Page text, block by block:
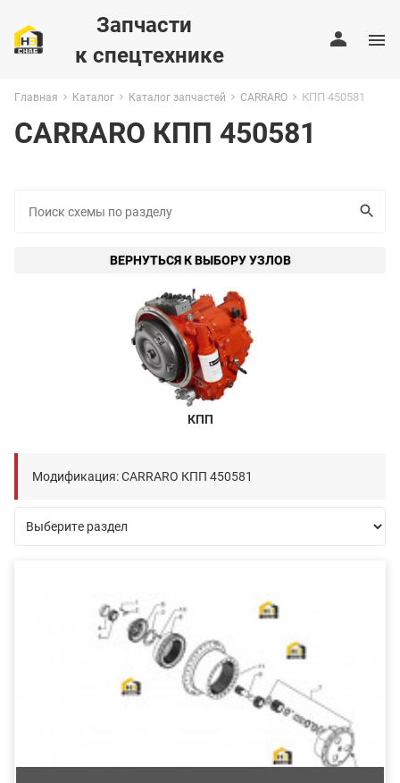
Запчасти
к спецтехнике
Главная Каталог Каталог запчастей CARRARO КПП 450581
CARRARO КПП 450581
ВЕРНУТЬСЯ К ВЫБОРУ УЗЛОВ
КПП
Модификация: CARRARO КПП 450581